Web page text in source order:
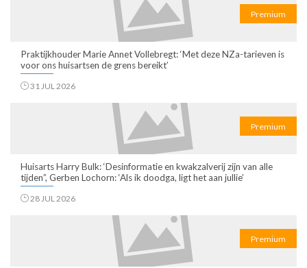
Premium
Praktijkhouder Marie Annet Vollebregt: ‘Met deze NZa-tarieven is
voor ons huisartsen de grens bereikt’
31 JUL 2026
Premium
Huisarts Harry Bulk: ‘Desinformatie en kwakzalverij zijn van alle
tijden”, Gerben Lochorn: ‘Als ik doodga, ligt het aan jullie’
28 JUL 2026
Premium